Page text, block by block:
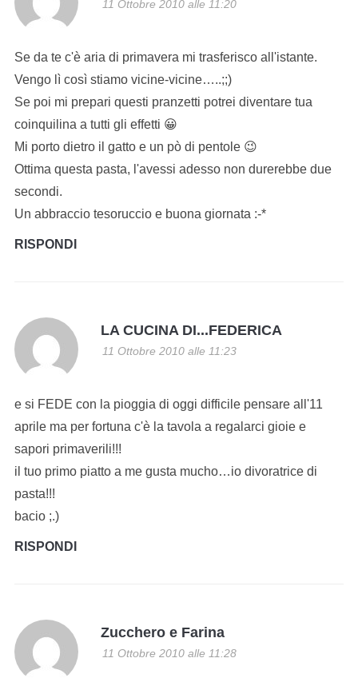
11 Ottobre 2010 alle 11:20
Se da te c'è aria di primavera mi trasferisco all'istante.
Vengo lì così stiamo vicine-vicine…..;;)
Se poi mi prepari questi pranzetti potrei diventare tua
coinquilina a tutti gli effetti 😀
Mi porto dietro il gatto e un pò di pentole 😉
Ottima questa pasta, l'avessi adesso non durerebbe due
secondi.
Un abbraccio tesoruccio e buona giornata :-*
RISPONDI
LA CUCINA DI...FEDERICA
11 Ottobre 2010 alle 11:23
e si FEDE con la pioggia di oggi difficile pensare all'11
aprile ma per fortuna c'è la tavola a regalarci gioie e
sapori primaverili!!!
il tuo primo piatto a me gusta mucho…io divoratrice di
pasta!!!
bacio ;.)
RISPONDI
Zucchero e Farina
11 Ottobre 2010 alle 11:28